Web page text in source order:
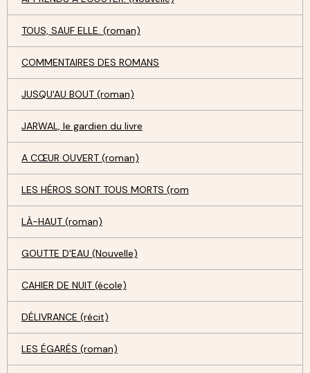
TOUS, SAUF ELLE. (roman)
COMMENTAIRES DES ROMANS
JUSQU'AU BOUT (roman)
JARWAL, le gardien du livre
A CŒUR OUVERT (roman)
LES HÉROS SONT TOUS MORTS (rom
LÀ-HAUT (roman)
GOUTTE D'EAU (Nouvelle)
CAHIER DE NUIT (école)
DÉLIVRANCE (récit)
LES ÉGARÉS (roman)